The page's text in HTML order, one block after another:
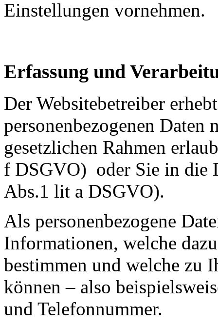
Einstellungen vornehmen.
Erfassung und
Der Websitebetreiber
personenbezogenen
gesetzlichen Rahmen
f DSGVO) oder Sie in die
Abs.1 lit a DSGVO).
Als personenbezogene
Informationen, welche
bestimmen und welche zu
können – also
und Telefonnummer.